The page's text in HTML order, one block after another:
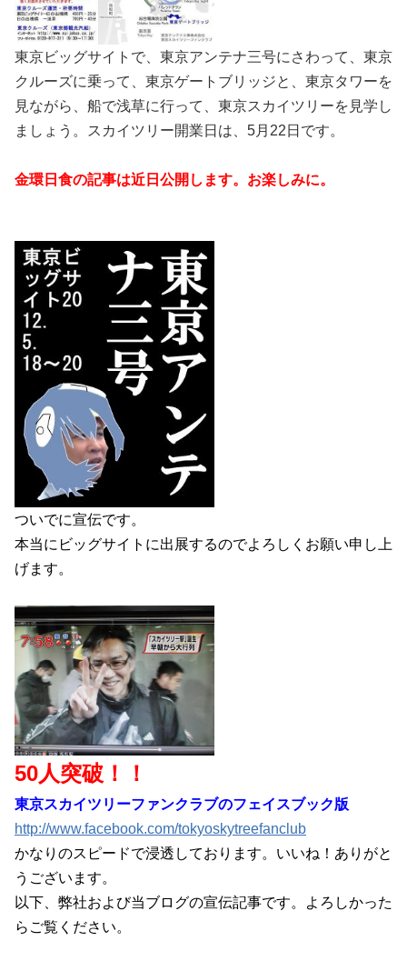
東京ビッグサイトで、東京アンテナ三号にさわって、東京
クルーズに乗って、東京ゲートブリッジと、東京タワーを
見ながら、船で浅草に行って、東京スカイツリーを見学し
ましょう。スカイツリー開業日は、5月22日です。
金環日食の記事は近日公開します。お楽しみに。
ついでに宣伝です。
本当にビッグサイトに出展するのでよろしくお願い申し上
げます。
50人突破！！
東京スカイツリーファンクラブのフェイスブック版
http://www.facebook.com/tokyoskytreefanclub
かなりのスピードで浸透しております。いいね！ありがと
うございます。
以下、弊社および当ブログの宣伝記事です。よろしかった
らご覧ください。